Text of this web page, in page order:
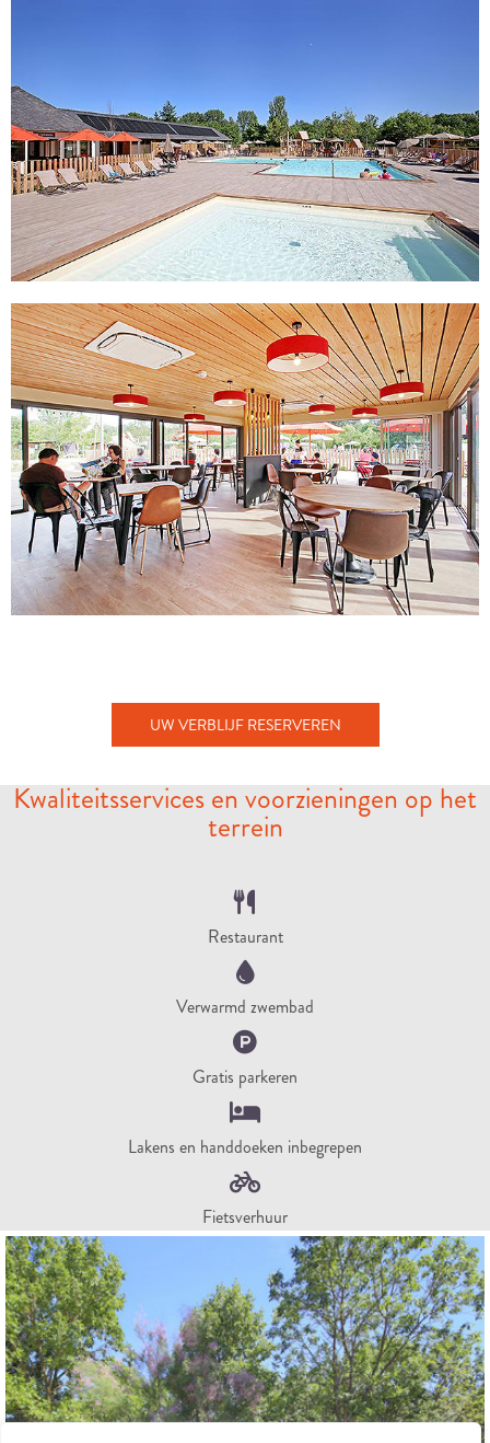
UW VERBLIJF RESERVEREN
Kwaliteitsservices en voorzieningen op het
terrein
Restaurant
Verwarmd zwembad
Gratis parkeren
Lakens en handdoeken inbegrepen
Fietsverhuur